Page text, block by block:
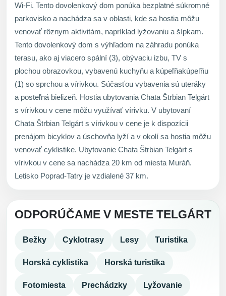
Wi-Fi. Tento dovolenkový dom ponúka bezplatné súkromné
parkovisko a nachádza sa v oblasti, kde sa hostia môžu
venovať rôznym aktivitám, napríklad lyžovaniu a šípkam.
Tento dovolenkový dom s výhľadom na záhradu ponúka
terasu, ako aj viacero spální (3), obývaciu izbu, TV s
plochou obrazovkou, vybavenú kuchyňu a kúpeľňakúpeľňu
(1) so sprchou a vírivkou. Súčasťou vybavenia sú uteráky
a posteľná bielizeň. Hostia ubytovania Chata Štrbian Telgárt
s vírivkou v cene môžu využívať vírivku. V ubytovaní
Chata Štrbian Telgárt s vírivkou v cene je k dispozícii
prenájom bicyklov a úschovňa lyží a v okolí sa hostia môžu
venovať cyklistike. Ubytovanie Chata Štrbian Telgárt s
vírivkou v cene sa nachádza 20 km od miesta Muráň.
Letisko Poprad-Tatry je vzdialené 37 km.
ODPORÚČAME V MESTE TELGÁRT
Bežky Cyklotrasy Lesy Turistika
Horská cyklistika Horská turistika
Fotomiesta Prechádzky Lyžovanie